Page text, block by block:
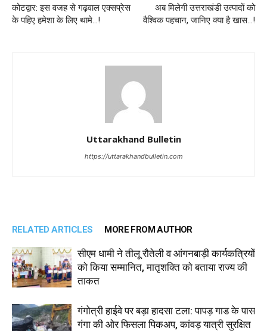
कोटद्वार: इस वजह से गढ़वाल एक्सप्रेस
के पहिए हमेशा के लिए थामे…!
अब मिलेगी उत्तराखंडी उत्पादों को
वैश्विक पहचान, जानिए क्या है खास…!
Uttarakhand Bulletin
https://uttarakhandbulletin.com
RELATED ARTICLES MORE FROM AUTHOR
सीएम धामी ने तीलू रौतेली व आंगनबाड़ी कार्यकत्रियों
को किया सम्मानित, मातृशक्ति को बताया राज्य की
ताकत
गंगोत्री हाईवे पर बड़ा हादसा टला: पापड़ गाड के पास
गंगा की ओर फिसला पिकअप, कांवड़ यात्री सुरक्षित